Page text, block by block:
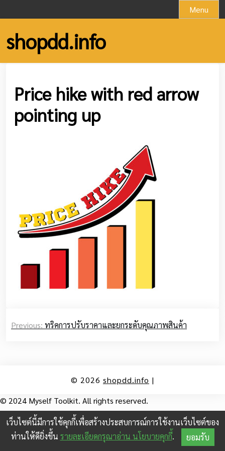
to
content
Menu
shopdd.info
Price hike with red arrow
pointing up
navigation
Previous: ทริคการปรับราคาและยกระดับคุณภาพสินค้า
© 2026 shopdd.info |
© 2024 Myself Toolkit. All rights reserved.
เว็บไซต์นี้มีการใช้คุกกี้เพื่อสร้างประสบการณ์การใช้งานเว็บไซต์ของ
ท่านให้ดียิ่งขึ้น รายละเอียดกรุณาอ่าน นโยบายคุกกี้. ยอมรับ